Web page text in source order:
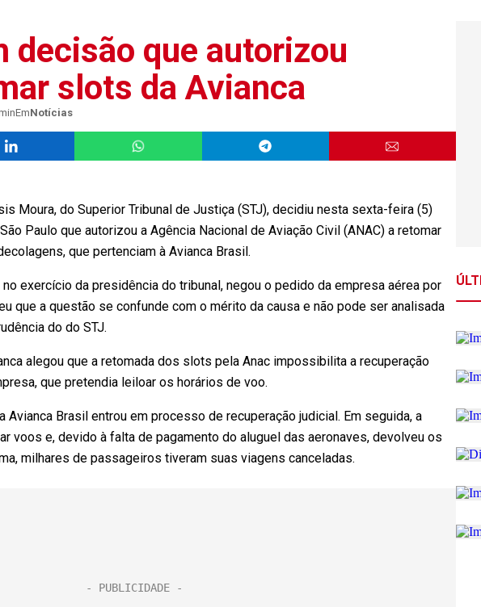
decisão que autorizou
slots da Avianca
EmNotícias
Moura, do Superior Tribunal de Justiça (STJ), decidiu nesta sexta-feira (5)
Paulo que autorizou a Agência Nacional de Aviação Civil (ANAC) a retomar
que pertenciam à Avianca Brasil.
exercício da presidência do tribunal, negou o pedido da empresa aérea por
que a questão se confunde com o mérito da causa e não pode ser analisada
do do STJ.
alegou que a retomada dos slots pela Anac impossibilita a recuperação
que pretendia leiloar os horários de voo.
Avianca Brasil entrou em processo de recuperação judicial. Em seguida, a
voos e, devido à falta de pagamento do aluguel das aeronaves, devolveu os
milhares de passageiros tiveram suas viagens canceladas.